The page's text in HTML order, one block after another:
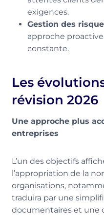
exigences.
Gestion des
approche
constante.
Les
révision 2026
Une approche plus
entreprises
L’un des objectifs
l’appropriation de la
organisations,
traduira par une
documentaires et une